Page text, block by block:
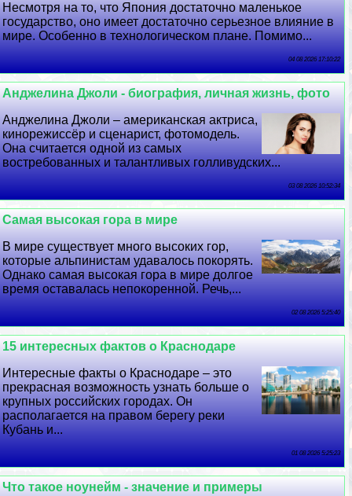
Несмотря на то, что Япония достаточно маленькое
государство, оно имеет достаточно серьезное влияние в
мире. Особенно в технологическом плане. Помимо...
04 08 2026 17:10:22
Анджелина Джоли - биография, личная жизнь, фото
Анджелина Джоли – американская актриса,
кинорежиссёр и сценарист, фотомодель.
Она считается одной из самых
востребованных и талантливых голливудских...
03 08 2026 10:52:34
Самая высокая гора в мире
В мире существует много высоких гор,
которые альпинистам удавалось покорять.
Однако самая высокая гора в мире долгое
время оставалась непокоренной. Речь,...
02 08 2026 5:25:40
15 интересных фактов о Краснодаре
Интересные факты о Краснодаре – это
прекрасная возможность узнать больше о
крупных российских городах. Он
располагается на правом берегу реки
Кубань и...
01 08 2026 5:25:23
Что такое ноунейм - значение и примеры